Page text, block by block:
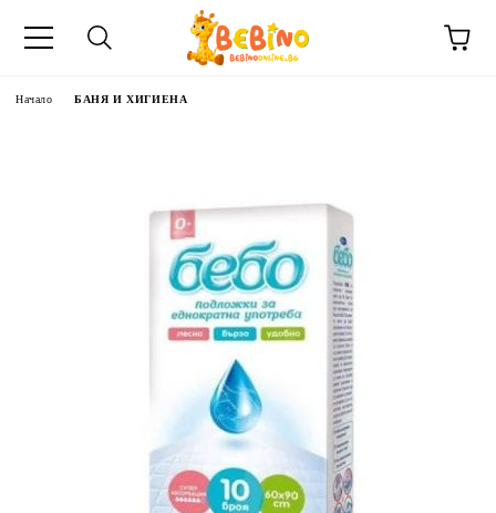
Начало БАНЯ И ХИГИЕНА